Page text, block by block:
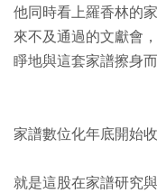
他同時看上羅香林的
來不及通過的文獻會
睜地與這套家譜擦身而
家譜數位化年底開始
就是這股在家譜研究